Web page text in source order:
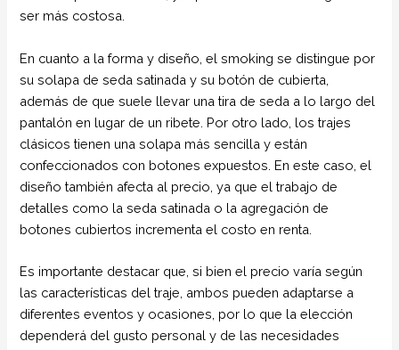
ser más costosa.
En cuanto a la forma y diseño, el smoking se distingue por
su solapa de seda satinada y su botón de cubierta,
además de que suele llevar una tira de seda a lo largo del
pantalón en lugar de un ribete. Por otro lado, los trajes
clásicos tienen una solapa más sencilla y están
confeccionados con botones expuestos. En este caso, el
diseño también afecta al precio, ya que el trabajo de
detalles como la seda satinada o la agregación de
botones cubiertos incrementa el costo en renta.
Es importante destacar que, si bien el precio varía según
las características del traje, ambos pueden adaptarse a
diferentes eventos y ocasiones, por lo que la elección
dependerá del gusto personal y de las necesidades